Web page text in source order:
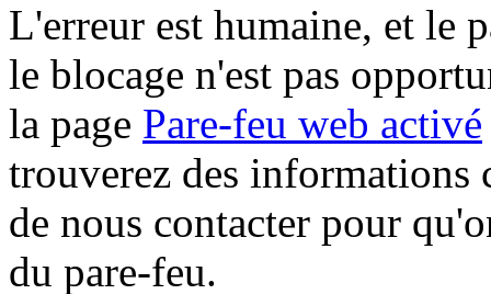
L'erreur est humaine, et le
le blocage n'est pas
la page Pare-feu web activé
trouverez des informations
de nous contacter pour
du pare-feu.